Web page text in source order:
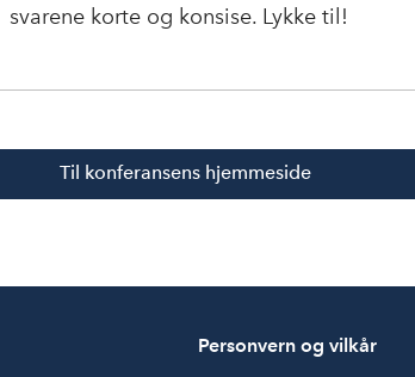
svarene korte og konsise. Lykke til!
Til konferansens hjemmeside
Personvern og vilkår